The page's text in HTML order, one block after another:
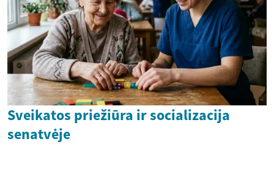
Sveikatos priežiūra ir socializacija
senatvėje